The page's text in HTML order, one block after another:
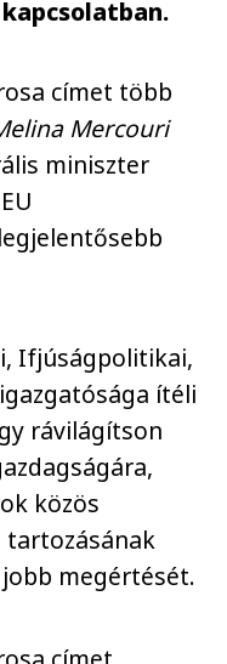
címet több
Mercouri
miniszter
Ifjúságpolitikai,
ítéli
rávilágítson
közös
tartozásának
megértését.